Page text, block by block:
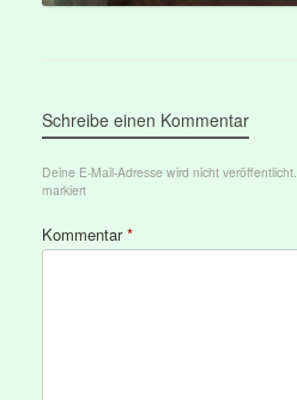
Schreibe einen Kommentar
Deine E-Mail-Adresse wird nicht veröffentlicht.
markiert
Kommentar*